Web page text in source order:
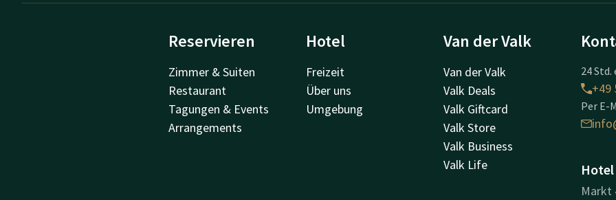
Reservieren
Zimmer & Suiten
Restaurant
Tagungen & Events
Arrangements
Hotel
Freizeit
Über uns
Umgebung
Van der Valk
Van der Valk
Valk Deals
Valk Giftcard
Valk Store
Valk Business
Valk Life
24
+49
Per E-
Markt